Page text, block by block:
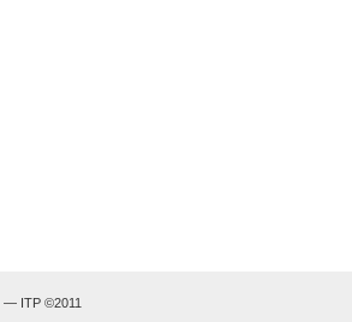
— ІТР ©2011